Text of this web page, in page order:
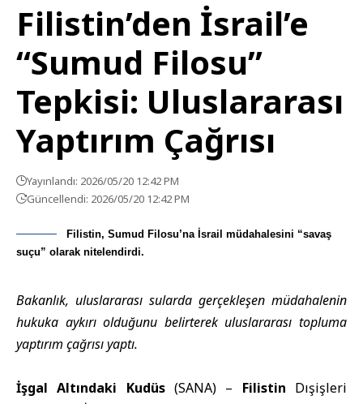
Filistin’den İsrail’e
“Sumud Filosu”
Tepkisi: Uluslararası
Yaptırım Çağrısı
Yayınlandı: 2026/05/20 12:42 PM
Güncellendi: 2026/05/20 12:42 PM
Filistin, Sumud Filosu’na İsrail müdahalesini “savaş
suçu” olarak nitelendirdi.
Bakanlık, uluslararası sularda gerçekleşen müdahalenin
hukuka aykırı olduğunu belirterek uluslararası topluma
yaptırım çağrısı yaptı.
İşgal Altındaki Kudüs(SANA) – Filistin Dışişleri